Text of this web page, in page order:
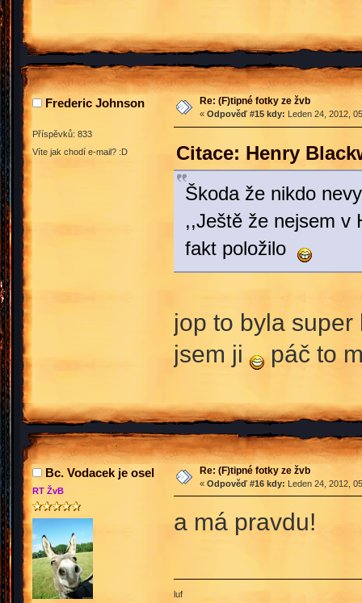
Frederic Johnson
Příspěvků: 833
Víte jak chodí e-mail? :D
Re: (F)tipné fotky ze žvb
« Odpověď #15 kdy: Leden 24, 2012,
Citace: Henry
Škoda že nikdo
,,Ještě že nejsem v
fakt položilo
jop to byla
jsem ji
páč to
Bc. Vodacek je osel
RT ŽvB
Re: (F)tipné fotky ze žvb
« Odpověď #16 kdy: Leden 24, 2012,
a má pravdu!
luf